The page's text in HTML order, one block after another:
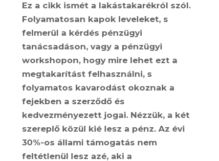
Ez a cikk ismét a lakástakarékról szól.
Folyamatosan kapok leveleket, s
felmerül a kérdés pénzügyi
tanácsadáson, vagy a pénzügyi
workshopon, hogy mire lehet ezt a
megtakarítást felhasználni, s
folyamatos kavarodást okoznak a
fejekben a szerződő és
kedvezményezett jogai. Nézzük, a két
szereplő közül kié lesz a pénz. Az évi
30%-os állami támogatás nem
feltétlenül lesz azé, aki a